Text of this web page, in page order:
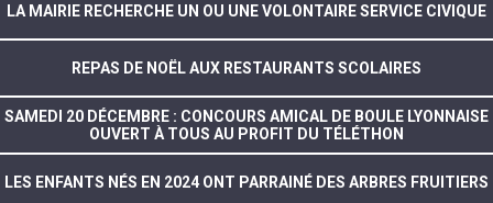
LA MAIRIE RECHERCHE UN OU UNE VOLONTAIRE SERVICE CIVIQUE
REPAS DE NOËL AUX RESTAURANTS SCOLAIRES
SAMEDI 20 DÉCEMBRE : CONCOURS AMICAL DE BOULE LYONNAISE
OUVERT À TOUS AU PROFIT DU TÉLÉTHON
LES ENFANTS NÉS EN 2024 ONT PARRAINÉ DES ARBRES FRUITIERS